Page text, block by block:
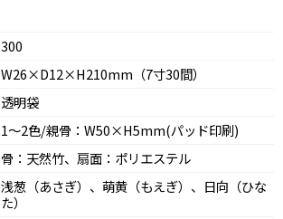
300
W26×D12×H210mm（7寸30間）
透明袋
1～2色/親骨：W50×H5mm(パッド印刷)
骨：天然竹、扇面：ポリエステル
浅葱（あさぎ）、萌黄（もえぎ）、日向（ひな
た）